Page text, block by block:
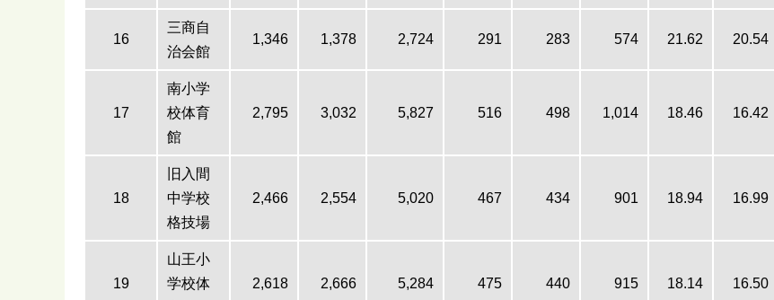
16
三商自
治会館
1,346 1,378 2,724 291 283 574 21.62 20.54
17
南小学
校体育
館
2,795 3,032 5,827 516 498 1,014 18.46 16.42
18
旧入間
中学校
格技場
2,466 2,554 5,020 467 434 901 18.94 16.99
19
山王小
学校体
2,618 2,666 5,284 475 440 915 18.14 16.50